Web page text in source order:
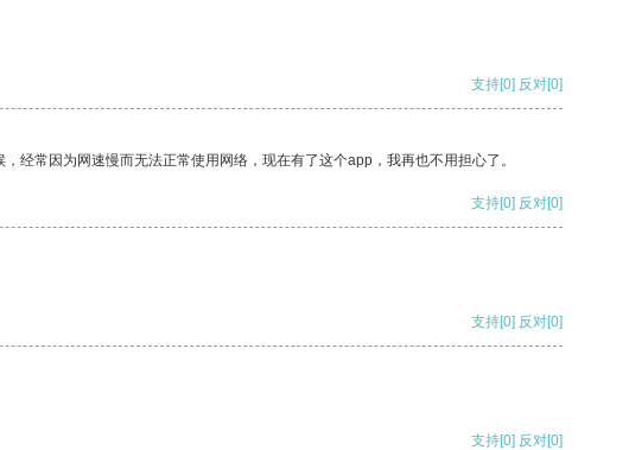
支持[0] 反对[0]
经常因为网速慢而无法正常使用网络，现在有了这个app，我再也不用担心了。
支持[0] 反对[0]
支持[0] 反对[0]
支持[0] 反对[0]